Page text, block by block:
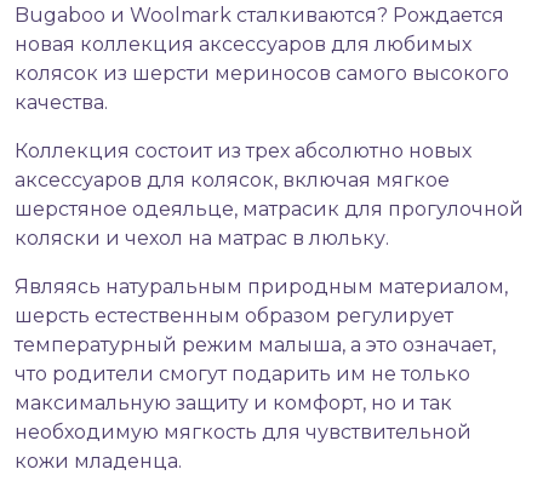
Bugaboo и Woolmark сталкиваются? Рождается
новая коллекция аксессуаров для любимых
колясок из шерсти мериносов самого высокого
качества.
Коллекция cостоит из трех абсолютно новых
аксессуаров для колясок, включая мягкое
шерстяное одеяльце, матрасик для прогулочной
коляски и чехол на матрас в люльку.
Являясь натуральным природным материалом,
шерсть естественным образом регулирует
температурный режим малыша, а это означает,
что родители смогут подарить им не только
максимальную защиту и комфорт, но и так
необходимую мягкость для чувствительной
кожи младенца.